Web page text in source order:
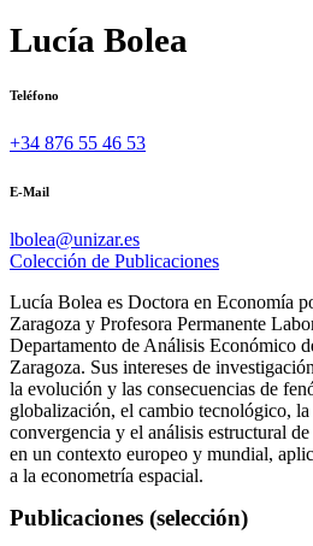
Lucía Bolea
Teléfono
+34 876 55 46 53
E-Mail
lbolea@unizar.es
Colección de Publicaciones
Lucía Bolea es Doctora en Economía
Zaragoza y Profesora Permanente
Departamento de Análisis Económico
Zaragoza. Sus intereses de
la evolución y las consecuencias de
globalización, el cambio tecnológico,
convergencia y el análisis estructural
en un contexto europeo y mundial,
a la econometría espacial.
Publicaciones (selección)